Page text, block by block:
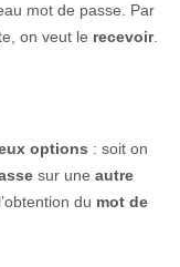
mot de passe. Par
on veut le recevoir.
options : soit on
sur une autre
du mot de